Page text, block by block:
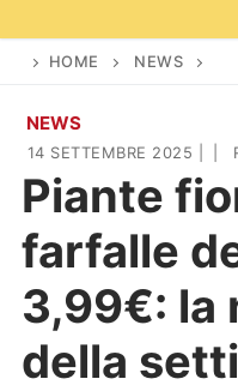
Home
News
Cinema e TV
Casa & Giardino
Arredamento
Piante e fiori
DIY
Lifestyle
HOME NEWS
NEWS
14 SETTEMBRE 2025
Piante
farfalle
3,99€: la
della